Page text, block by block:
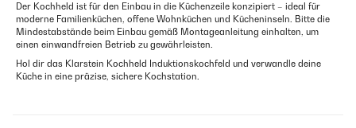
Der Kochheld ist für den Einbau in die Küchenzeile konzipiert – ideal für
moderne Familienküchen, offene Wohnküchen und Kücheninseln. Bitte die
Mindestabstände beim Einbau gemäß Montageanleitung einhalten, um
einen einwandfreien Betrieb zu gewährleisten.
Hol dir das Klarstein Kochheld Induktionskochfeld und verwandle deine
Küche in eine präzise, sichere Kochstation.